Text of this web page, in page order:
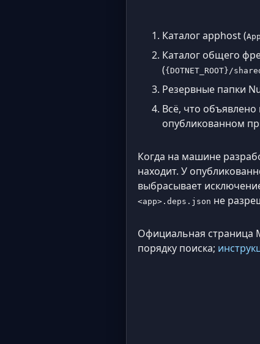
Каталог apphost (
Каталог общего
({DOTNET_ROOT}/
Резервные папки
Всё, что объявлено
опубликованном
Когда на машине
находит. У
выбрасывает
<app>.deps.json не
Официальная страница
порядку поиска;